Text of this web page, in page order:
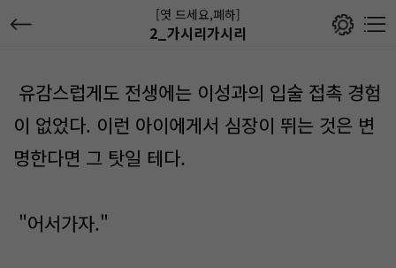
[엿 드세요,폐하]
2_가시리가시리
유감스럽게도 전생에는 이성과의 입술 접촉 경험
이 없었다. 이런 아이에게서 심장이 뛰는 것은 변
명한다면 그 탓일 테다.
"어서가자."